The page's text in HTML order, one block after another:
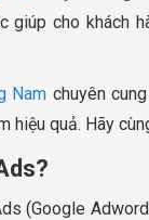
giúp cho khách
Nam chuyên
hiệu quả. Hãy
(Google